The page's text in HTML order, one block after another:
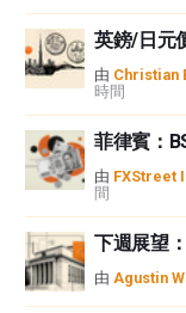
英鎊/日元
由 Christian
時間
菲律賓：
由 FXStreet
間
下週展望
由 Agustin